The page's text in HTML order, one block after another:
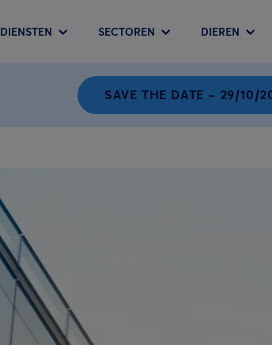
DIENSTEN SECTOREN DIEREN
SAVE THE DATE – 29/10/